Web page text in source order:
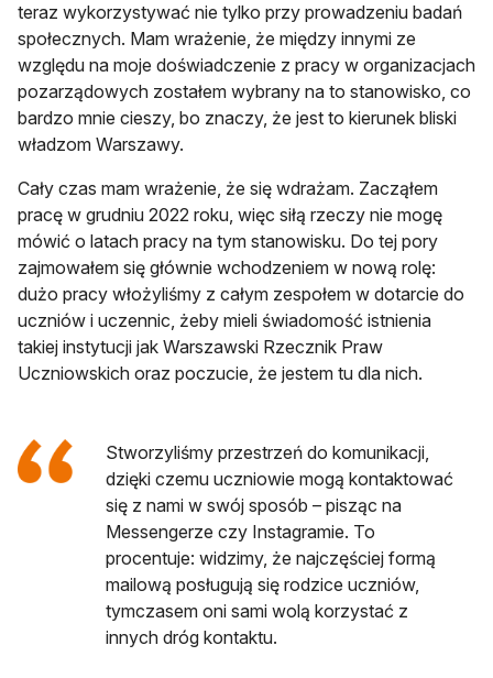
teraz wykorzystywać nie tylko przy prowadzeniu badań
społecznych. Mam wrażenie, że między innymi ze
względu na moje doświadczenie z pracy w organizacjach
pozarządowych zostałem wybrany na to stanowisko, co
bardzo mnie cieszy, bo znaczy, że jest to kierunek bliski
władzom Warszawy.
Cały czas mam wrażenie, że się wdrażam. Zacząłem
pracę w grudniu 2022 roku, więc siłą rzeczy nie mogę
mówić o latach pracy na tym stanowisku. Do tej pory
zajmowałem się głównie wchodzeniem w nową rolę:
dużo pracy włożyliśmy z całym zespołem w dotarcie do
uczniów i uczennic, żeby mieli świadomość istnienia
takiej instytucji jak Warszawski Rzecznik Praw
Uczniowskich oraz poczucie, że jestem tu dla nich.
Stworzyliśmy przestrzeń do komunikacji,
dzięki czemu uczniowie mogą kontaktować
się z nami w swój sposób – pisząc na
Messengerze czy Instagramie. To
procentuje: widzimy, że najczęściej formą
mailową posługują się rodzice uczniów,
tymczasem oni sami wolą korzystać z
innych dróg kontaktu.